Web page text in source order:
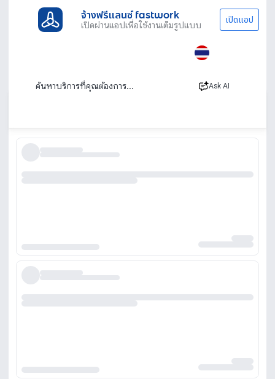
จ้างฟรีแลนซ์ fastwork
เปิดผ่านแอปเพื่อใช้งานเต็มรูปแบบ เปิดแอป
Ask AI
รับซ่อมรถยนต์ อู่ซ่อมรถ ร้านซ่อมรถ ช่างซ่อม
รถยนต์